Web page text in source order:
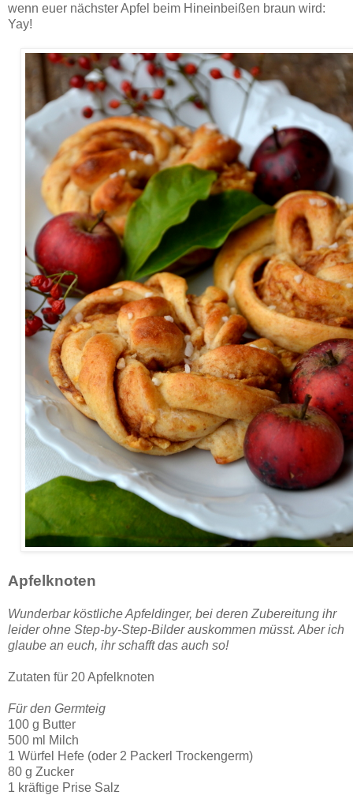
wenn euer nächster Apfel beim Hineinbeißen braun wird:
Yay!
Apfelknoten
Wunderbar köstliche Apfeldinger, bei deren Zubereitung ihr
leider ohne Step-by-Step-Bilder auskommen müsst. Aber ich
glaube an euch, ihr schafft das auch so!
Zutaten für 20 Apfelknoten
Für den Germteig
100 g Butter
500 ml Milch
1 Würfel Hefe (oder 2 Packerl Trockengerm)
80 g Zucker
1 kräftige Prise Salz